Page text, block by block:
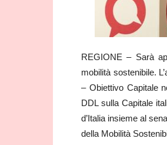
REGIONE – Sarà
mobilità sostenibile.
– Obiettivo Capitale
DDL sulla Capitale
d’Italia insieme al
della Mobilità